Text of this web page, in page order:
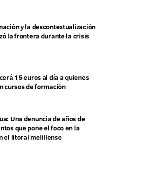
y la descontextualización
la frontera durante la crisis
15 euros al día a quienes
cursos de formación
Una denuncia de años de
que pone el foco en la
el litoral melillense